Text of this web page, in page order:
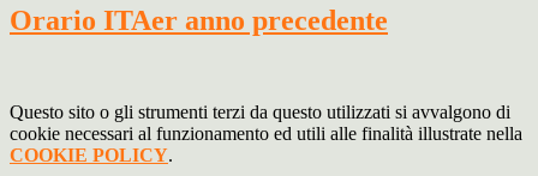
Orario ITAer anno precedente
Questo sito o gli strumenti terzi da questo utilizzati si avvalgono di
cookie necessari al funzionamento ed utili alle finalità illustrate nella
COOKIE POLICY.